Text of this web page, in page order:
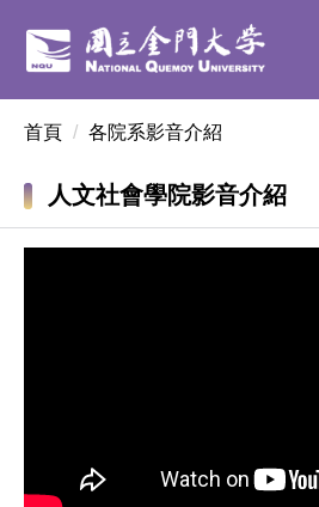
主
要
內
區
首頁 各院系影音介紹
人文社會學院影音介紹